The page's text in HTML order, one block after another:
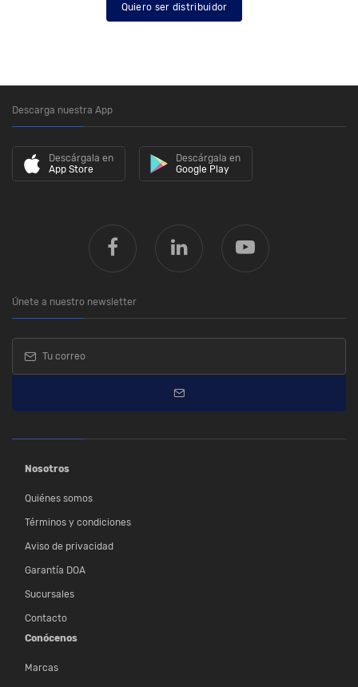
Quiero ser distribuidor
Descarga nuestra App
Descárgala en
App Store
Descárgala en
Google Play
Únete a nuestro newsletter
Nosotros
Quiénes somos
Términos y condiciones
Aviso de privacidad
Garantía DOA
Sucursales
Contacto
Conócenos
Marcas